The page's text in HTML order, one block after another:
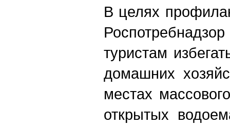
В целях
туристам
домашних
местах
открытых